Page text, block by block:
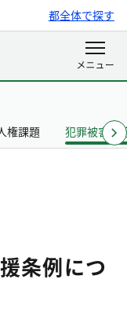
都全体で探す
権課題 犯罪被害者
条例につ